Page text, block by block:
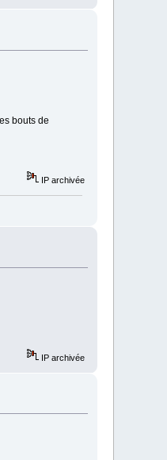
bouts de
IP archivée
IP archivée